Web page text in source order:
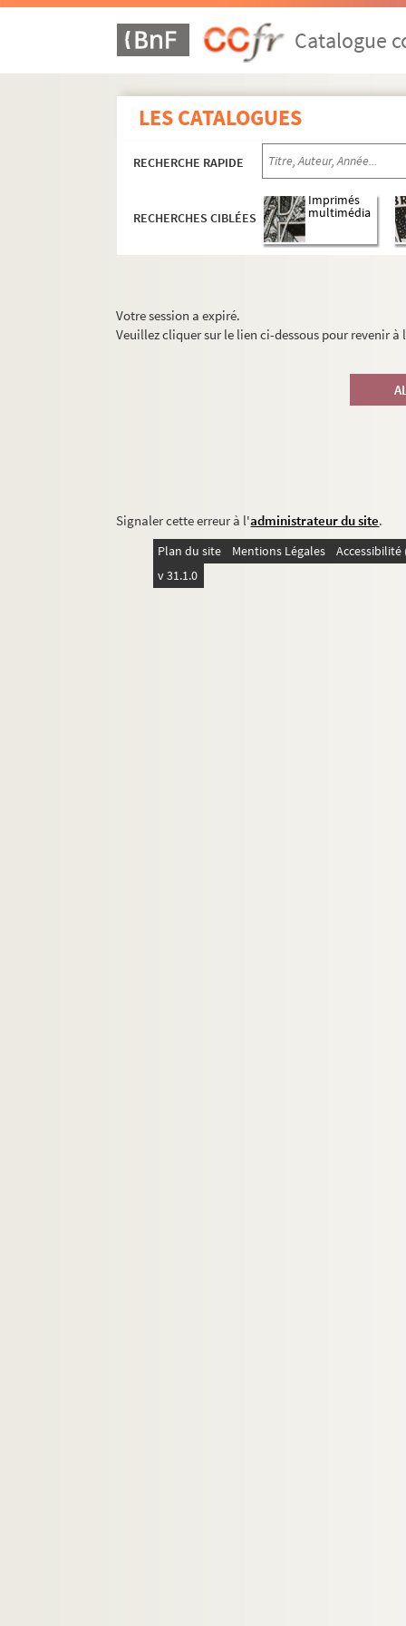
Catalogue
LES CATALOGUES
RECHERCHE RAPIDE
RECHERCHES CIBLÉES
Imprimés
multimédia
Votre session a expiré.
Veuillez cliquer sur le lien ci-dessous pour revenir
Signaler cette erreur à l'administrateur du site.
Plan du site Mentions Légales
v 31.1.0